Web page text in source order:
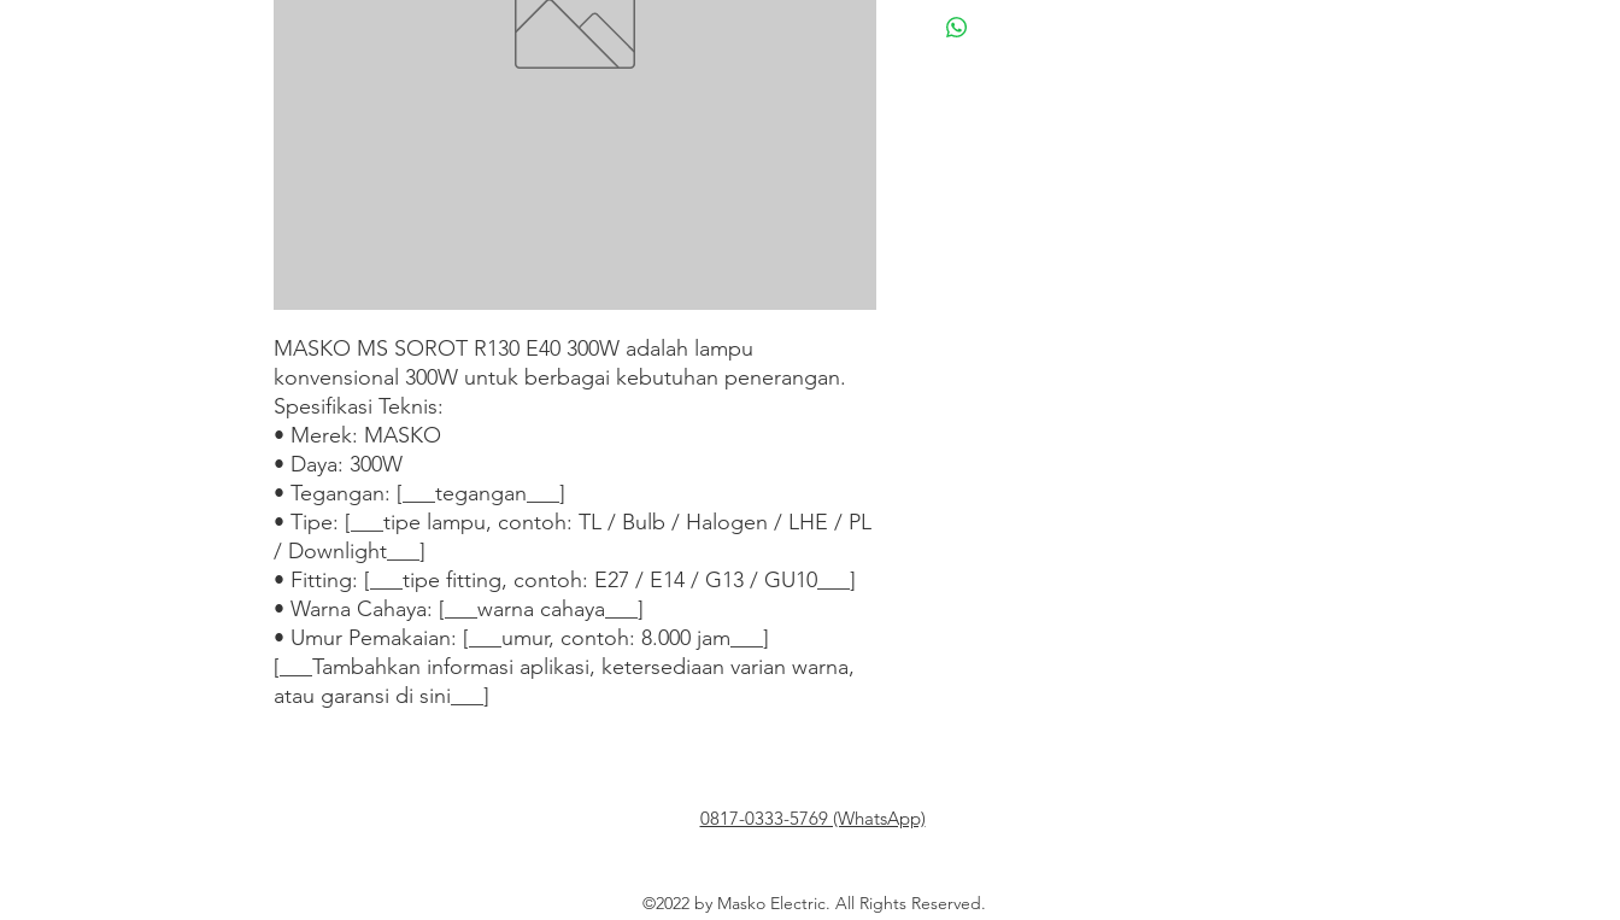
MASKO MS SOROT R130 E40 300W adalah lampu
konvensional 300W untuk berbagai kebutuhan penerangan.
Spesifikasi Teknis:
• Merek: MASKO
• Daya: 300W
• Tegangan: [___tegangan___]
• Tipe: [___tipe lampu, contoh: TL / Bulb / Halogen / LHE / PL
/ Downlight___]
• Fitting: [___tipe fitting, contoh: E27 / E14 / G13 / GU10___]
• Warna Cahaya: [___warna cahaya___]
• Umur Pemakaian: [___umur, contoh: 8.000 jam___]
[___Tambahkan informasi aplikasi, ketersediaan varian warna,
atau garansi di sini___]
0817-0333-5769 (WhatsApp)
©2022 by Masko Electric. All Rights Reserved.